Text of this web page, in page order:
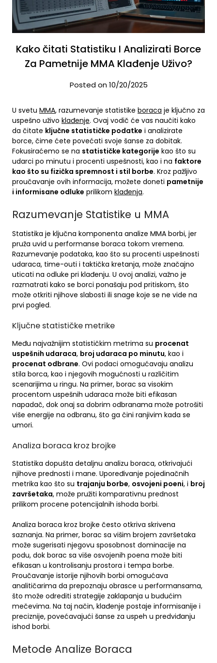
Kako čitati Statistiku I Analizirati Borce
Za Pametnije MMA Klađenje Uživo?
Posted on 10/20/2025
U svetu MMA, razumevanje statistike boraca je ključno za
uspešno uživo klađenje. Ovaj vodič će vas naučiti kako
da čitate ključne statističke podatke i analizirate
borce, čime ćete povećati svoje šanse za dobitak.
Fokusiraćemo se na statističke kategorije kao što su
udarci po minutu i procenti uspešnosti, kao i na faktore
kao što su fizička spremnost i stil borbe. Kroz pažljivo
proučavanje ovih informacija, možete doneti pametnije
i informisane odluke prilikom klađenja.
Razumevanje Statistike u MMA
Statistika je ključna komponenta analize MMA borbi, jer
pruža uvid u performanse boraca tokom vremena.
Razumevanje podataka, kao što su procenti uspešnosti
udaraca, time-outi i taktička kretanja, može značajno
uticati na odluke pri klađenju. U ovoj analizi, važno je
razmatrati kako se borci ponašaju pod pritiskom, što
može otkriti njihove slabosti ili snage koje se ne vide na
prvi pogled.
Ključne statističke metrike
Među najvažnijim statističkim metrima su procenat
uspešnih udaraca, broj udaraca po minutu, kao i
procenat odbrane. Ovi podaci omogućavaju analizu
stila borca, kao i njegovih mogućnosti u različitim
scenarijima u ringu. Na primer, borac sa visokim
procentom uspešnih udaraca može biti efikasan
napadač, dok onaj sa dobrim odbranama može potrošiti
više energije na odbranu, što ga čini ranjivim kada se
umori.
Analiza boraca kroz brojke
Statistika dopušta detaljnu analizu boraca, otkrivajući
njihove prednosti i mane. Upoređivanje pojedinačnih
metrika kao što su trajanju borbe, osvojeni poeni, i broj
završetaka, može pružiti komparativnu prednost
prilikom procene potencijalnih ishoda borbi.
Analiza boraca kroz brojke često otkriva skrivena
saznanja. Na primer, borac sa višim brojem završetaka
može sugerisati njegovu sposobnost dominacije na
podu, dok borac sa više osvojenih poena može biti
efikasan u kontrolisanju prostora i tempa borbe.
Proučavanje istorije njihovih borbi omogućava
analitičarima da prepoznaju obrasce u performansama,
što može odrediti strategije zaklapanja u budućim
mečevima. Na taj način, klađenje postaje informisanije i
preciznije, povećavajući šanse za uspeh u predviđanju
ishod borbi.
Metode Analize Boraca